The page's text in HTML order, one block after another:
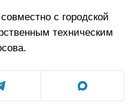
с городской
техническим